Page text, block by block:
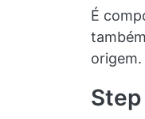
É
origem.
Step